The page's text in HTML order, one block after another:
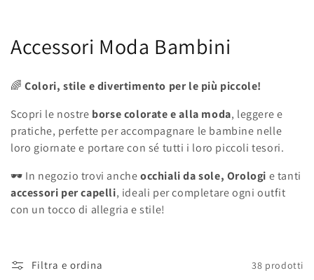
C
o
l
e
z
i
n
Accessori Moda Bambini
🌈Colori, stile e divertimento per le più piccole!
Scopri le nostre borse colorate e alla moda, leggere e
pratiche, perfette per accompagnare le bambine nelle
loro giornate e portare con sé tutti i loro piccoli tesori.
🕶️ In negozio trovi ancheocchiali da sole, Orologi e tanti
accessori per capelli, ideali per completare ogni outfit
con un tocco di allegria e stile!
Filtra e ordina 38 prodotti